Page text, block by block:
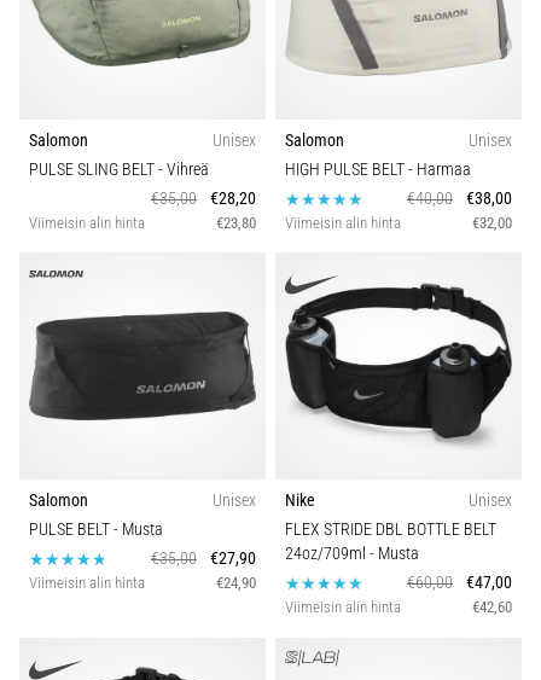
Salomon
Unisex
PULSE SLING BELT- Vihreä
€35,00
€28,20
Viimeisin alin hinta €23,80
Salomon
Unisex
HIGH PULSE BELT- Harmaa
€40,00
€38,00
Viimeisin alin hinta €32,00
Salomon
Unisex
PULSE BELT- Musta
€35,00
€27,90
Viimeisin alin hinta €24,90
Nike
Unisex
FLEX STRIDE DBL BOTTLE BELT
24oz/709ml - Musta
€60,00
€47,00
Viimeisin alin hinta €42,60